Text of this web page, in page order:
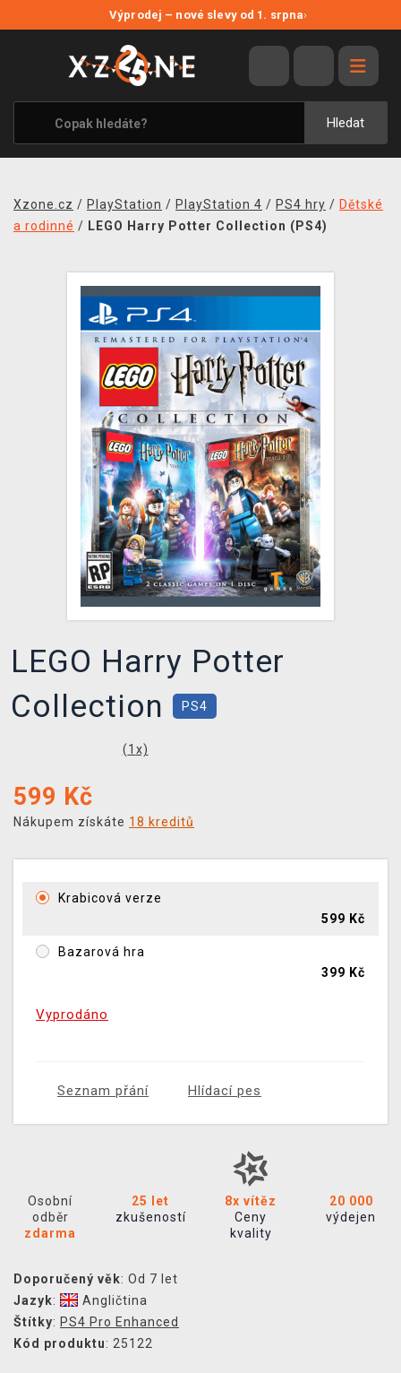
Výprodej – nové slevy od 1. srpna›
Hledat
VÝPRODEJ
VIDEOHRY
XZONE ORIGINALS
TÉMATIKY
MERCHANDISE
KONTAKT
PRODEJNY
DOPRAVA
XZONE KLUB
TCG & BOARDGAME HUB
VÝKUP HER (BAZAR)
Xzone.cz / PlayStation / PlayStation 4 / PS4 hry / Dětské
a rodinné / LEGO Harry Potter Collection (PS4)
LEGO Harry Potter
Collection
PS4
(1 x)
599 Kč
Nákupem získáte 18 kreditů
Krabicová verze
599 Kč
Bazarová hra
399 Kč
Vyprodáno
Seznam přání Hlídací pes
Osobní
odběr
zdarma
25 let
zkušeností
8x vítěz
Ceny
kvality
20 000
výdejen
Doporučený věk: Od 7 let
Jazyk:
Angličtina
Štítky: PS4 Pro Enhanced
Kód produktu: 25122